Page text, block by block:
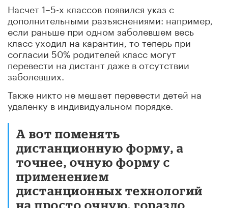
Насчет 1–5-х классов появился указ с
дополнительными разъяснениями: например,
если раньше при одном заболевшем весь
класс уходил на карантин, то теперь при
согласии 50% родителей класс могут
перевести на дистант даже в отсутствии
заболевших.
Также никто не мешает перевести детей на
удаленку в индивидуальном порядке.
А вот поменять
дистанционную форму, а
точнее, очную форму с
применением
дистанционных технологий
на просто очную, гораздо